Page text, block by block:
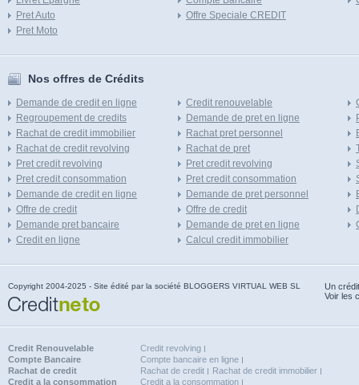
Pret Auto
Pret Moto
Offre Speciale CREDIT
Nos offres de Crédits
Demande de credit en ligne
Regroupement de credits
Rachat de credit immobilier
Rachat de credit revolving
Pret credit revolving
Pret credit consommation
Demande de credit en ligne
Offre de credit
Demande pret bancaire
Credit en ligne
Credit renouvelable
Demande de pret en ligne
Rachat pret personnel
Rachat de pret
Pret credit revolving
Pret credit consommation
Demande de pret personnel
Offre de credit
Demande de pret en ligne
Calcul credit immobilier
Copyright 2004-2025 - Site édité par la société BLOGGERS VIRTUAL WEB SL
Un
Voir les
Credit Renouvelable
Credit revolving
Compte Bancaire
Compte bancaire en ligne
Rachat de credit
Rachat de credit
Rachat de credit immobilier
Credit a la consommation
Credit a la consommation